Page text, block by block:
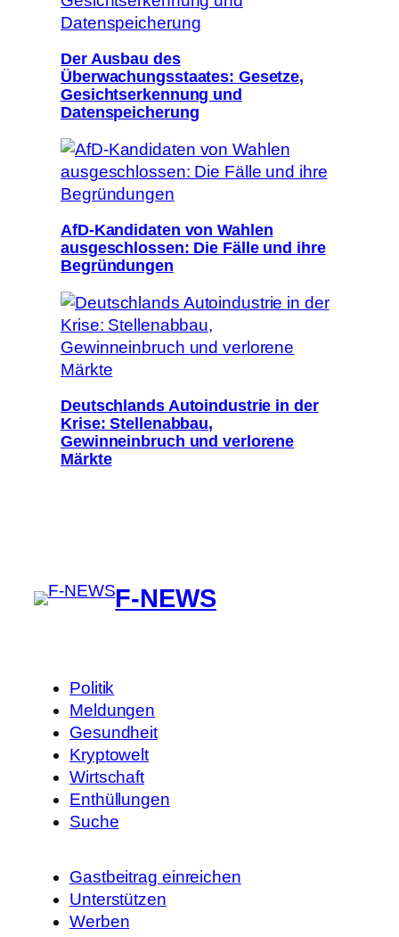
Der Ausbau des
Überwachungsstaates: Gesetze,
Gesichtserkennung und
Datenspeicherung
AfD-Kandidaten von Wahlen
ausgeschlossen: Die Fälle und ihre
Begründungen
Deutschlands Autoindustrie in der
Krise: Stellenabbau,
Gewinneinbruch und verlorene
Märkte
F-NEWS
Politik
Meldungen
Gesundheit
Kryptowelt
Wirtschaft
Enthüllungen
Suche
Gastbeitrag einreichen
Unterstützen
Werben